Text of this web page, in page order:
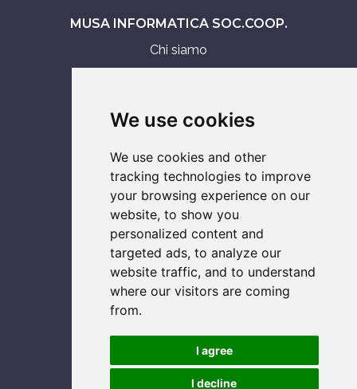
We use cookies
We use cookies and other
tracking technologies to improve
your browsing experience on our
website, to show you
personalized content and
targeted ads, to analyze our
website traffic, and to understand
where our visitors are coming
from.
I agree
I decline
MUSA INFORMATICA SOC.COOP.
Chi siamo
Vendita
ASSISTENZA SU
Computer
Console
Notebook
Smartphone
SOCIAL NETWORK